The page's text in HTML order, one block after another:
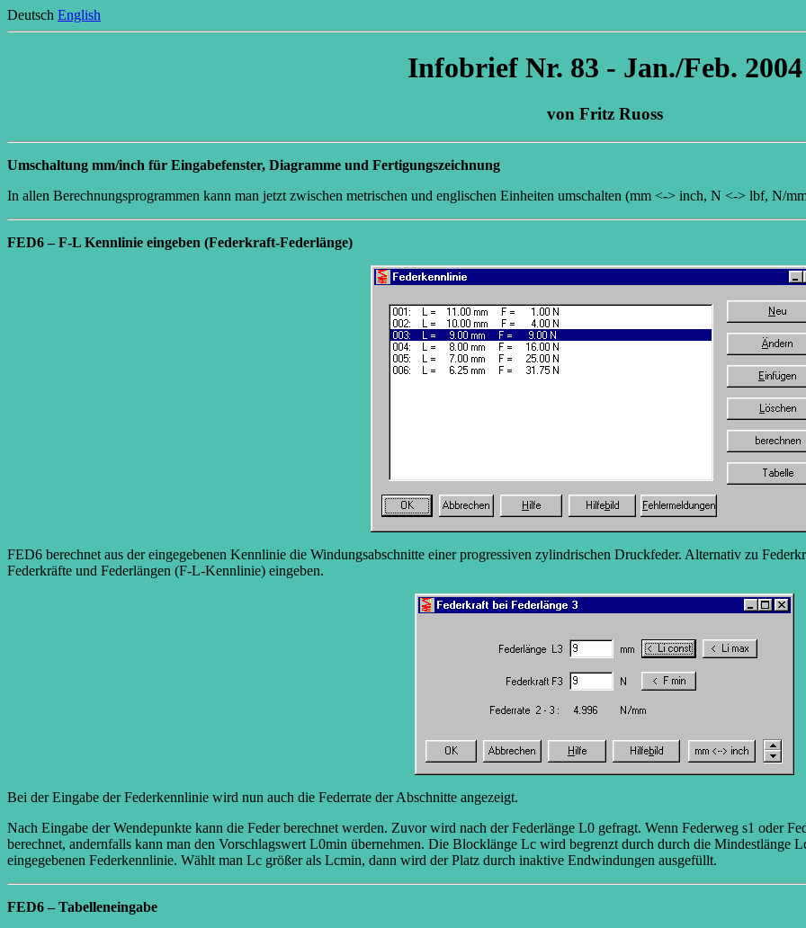
Deutsch English
Infobrief Nr. 83 - Jan./Feb. 2004
von Fritz Ruoss
Umschaltung mm/inch für Eingabefenster, Diagramme und Fertigungszeichnung
In allen Berechnungsprogrammen kann man jetzt zwischen metrischen und englischen Einheiten umschalten (mm <-> inch, N <-> lbf, N/
FED6 – F-L Kennlinie eingeben (Federkraft-Federlänge)
FED6 berechnet aus der eingegebenen Kennlinie die Windungsabschnitte einer progressiven zylindrischen Druckfeder. Alternativ zu
Federkräfte und Federlängen (F-L-Kennlinie) eingeben.
Bei der Eingabe der Federkennlinie wird nun auch die Federrate der Abschnitte angezeigt.
Nach Eingabe der Wendepunkte kann die Feder berechnet werden. Zuvor wird nach der Federlänge L0 gefragt. Wenn Federweg s1 oder
berechnet, andernfalls kann man den Vorschlagswert L0min übernehmen. Die Blocklänge Lc wird begrenzt durch durch die Mindestlänge
eingegebenen Federkennlinie. Wählt man Lc größer als Lcmin, dann wird der Platz durch inaktive Endwindungen ausgefüllt.
FED6 – Tabelleneingabe